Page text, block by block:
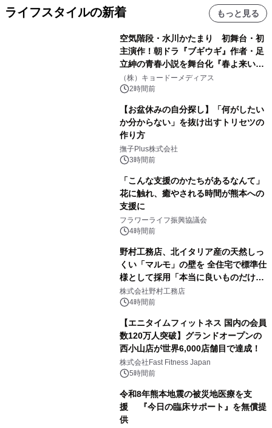
ライフスタイルの新着 もっと見る
空気階段・水川かたまり 初舞台・初
主演作！朝ドラ『ブギウギ』作者・足
立紳の青春小説を舞台化『春よ来い、
マジで来い』キービジュアル解禁！
（株）キョードーメディアス
2時間前
【お盆休みの自分探し】「何がしたい
か分からない」を抜け出すトリセツの
作り方
撫子Plus株式会社
3時間前
「こんな支援のかたちがあるなんて」
花に触れ、癒やされる時間が熊本への
支援に
フラワーライフ振興協議会
4時間前
野村工務店、北イタリア産の天然しっ
くい「マルモ」の壁を 全住宅で標準仕
様として採用「本当に良いものだけに
こだわる」
株式会社野村工務店
4時間前
【エニタイムフィットネス 国内の会員
数120万人突破】グランドオープンの
西小山店が世界6,000店舗目で達成！
株式会社Fast Fitness Japan
5時間前
令和8年熊本地震の被災地医療を支
援 『今日の臨床サポート』を無償提
供